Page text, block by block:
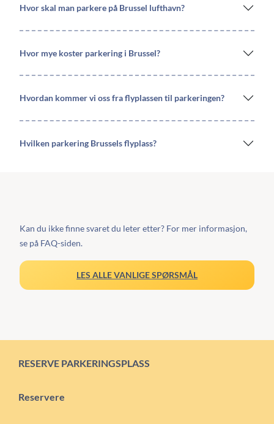
Hvor skal man parkere på Brussel lufthavn?
Hvor mye koster parkering i Brussel?
Hvordan kommer vi oss fra flyplassen til parkeringen?
Hvilken parkering Brussels flyplass?
Kan du ikke finne svaret du leter etter? For mer informasjon,
se på FAQ-siden.
LES ALLE VANLIGE SPØRSMÅL
RESERVE PARKERINGSPLASS
Reservere